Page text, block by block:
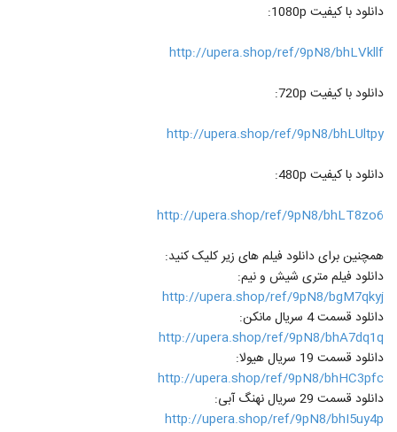
دانلود با کیفیت 1080p:
http://upera.shop/ref/9pN8/bhLVkllf
دانلود با کیفیت 720p:
http://upera.shop/ref/9pN8/bhLUltpy
دانلود با کیفیت 480p:
http://upera.shop/ref/9pN8/bhLT8zo6
همچنین برای دانلود فیلم های زیر کلیک کنید:
دانلود فیلم متری شیش و نیم:
http://upera.shop/ref/9pN8/bgM7qkyj
دانلود قسمت 4 سریال مانکن:
http://upera.shop/ref/9pN8/bhA7dq1q
دانلود قسمت 19 سریال هیولا:
http://upera.shop/ref/9pN8/bhHC3pfc
دانلود قسمت 29 سریال نهنگ آبی:
http://upera.shop/ref/9pN8/bhI5uy4p